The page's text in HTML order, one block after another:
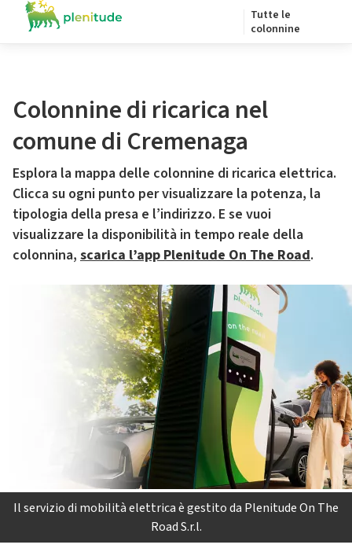
Tutte le
colonnine
Colonnine di ricarica nel
comune di Cremenaga
Esplora la mappa delle colonnine di ricarica elettrica.
Clicca su ogni punto per visualizzare la potenza, la
tipologia della presa e l’indirizzo. E se vuoi
visualizzare la disponibilità in tempo reale della
colonnina, scarica l’app Plenitude On The Road.
Il servizio di mobilità elettrica è gestito da Plenitude On The
Road S.r.l.